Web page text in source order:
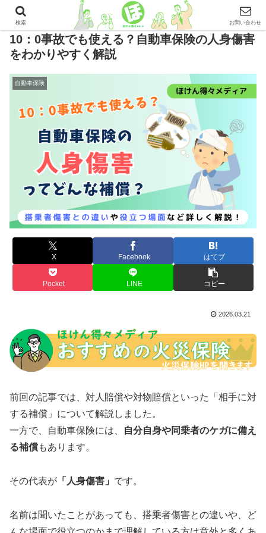
10：0事故でも使える？自動車保険の人身傷害
をわかりやすく解説
自動車保険
X Facebook はてブ
Pocket LINE コピー
2026.03.21
前回の記事では、対人賠償や対物賠償といった「相手に対
する補償」について解説しました。
一方で、自動車保険には、
自分自身や同乗者のケガに備え
る補償もあります。
その代表が 「人身傷害」 です。
名前は聞いたことがあっても、搭乗者傷害との違いや、ど
検索 お問い合わせ